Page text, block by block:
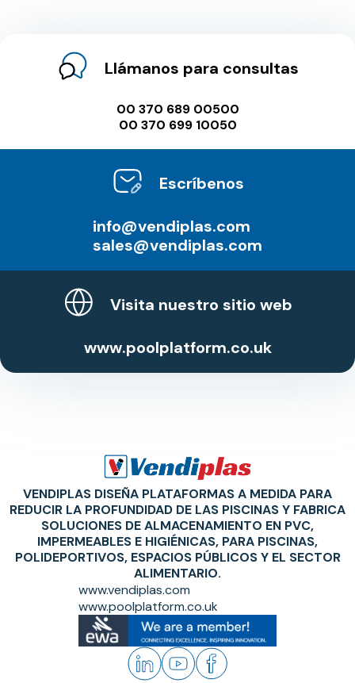
Llámanos para consultas
00 370 689 00500
00 370 699 10050
Escríbenos
info@vendiplas.com
sales@vendiplas.com
Visita nuestro sitio web
www.poolplatform.co.uk
VENDIPLAS DISEÑA PLATAFORMAS A MEDIDA PARA
REDUCIR LA PROFUNDIDAD DE LAS PISCINAS Y FABRICA
SOLUCIONES DE ALMACENAMIENTO EN PVC,
IMPERMEABLES E HIGIÉNICAS, PARA PISCINAS,
POLIDEPORTIVOS, ESPACIOS PÚBLICOS Y EL SECTOR
ALIMENTARIO.
www.vendiplas.com
www.poolplatform.co.uk